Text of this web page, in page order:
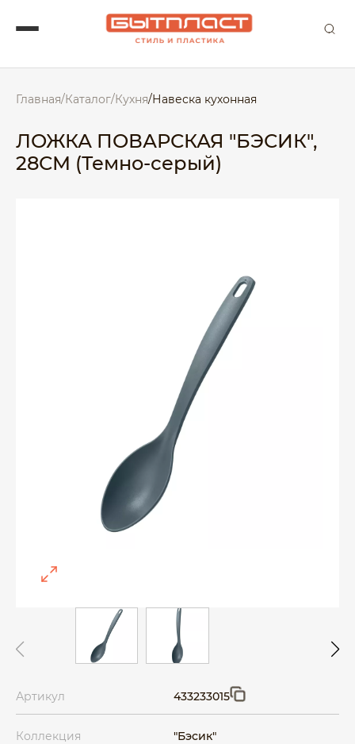
Главная/Каталог/Кухня/Навеска кухонная
ЛОЖКА ПОВАРСКАЯ "БЭСИК",
28СМ (Темно-серый)
Артикул 433233015
Коллекция "Бэсик"